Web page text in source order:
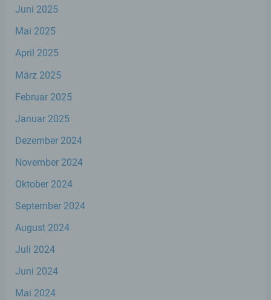
Juni 2025
Mai 2025
April 2025
März 2025
Februar 2025
Januar 2025
Dezember 2024
November 2024
Oktober 2024
September 2024
August 2024
Juli 2024
Juni 2024
Mai 2024
Deutschland
02619153777
Cookies / SessionStorage / LocalStorage
Die Internetseiten verwenden teilweise so
genannte Cookies, LocalStorage und
SessionStorage. Dies dient dazu, unser Angebot
nutzerfreundlicher, effektiver und sicherer zu
eine Technologie, mit welcher ihr Browser Daten
abspeichert. Cookies sind Textdateien, welche
Computersystem abgelegt und gespeichert
LocalStorage und SessionStorage durch
verhindern.